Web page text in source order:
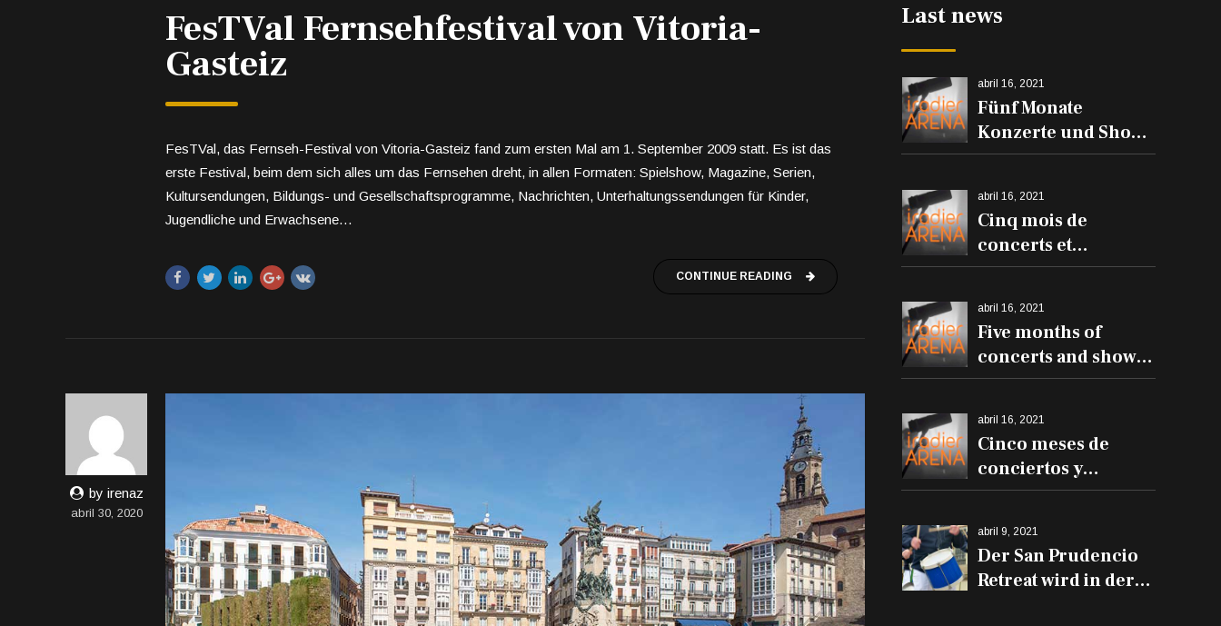
FesTVal Fernsehfestival von Vitoria-
Gasteiz
FesTVal, das Fernseh-Festival von Vitoria-Gasteiz fand zum ersten Mal am 1. September 2009 statt. Es ist das
erste Festival, beim dem sich alles um das Fernsehen dreht, in allen Formaten: Spielshow, Magazine, Serien,
Kultursendungen, Bildungs- und Gesellschaftsprogramme, Nachrichten, Unterhaltungssendungen für Kinder,
Jugendliche und Erwachsene…
CONTINUE READING
by irenaz
abril 30, 2020
erklingen
Last news
abril 16, 2021
Fünf Monate
Konzerte und Shows
in der Iradier Arena
abril 16, 2021
Cinq mois de
concerts et
spectacles à l'Iradier
abril 16, 2021
Five months of
concerts and shows
at the Iradier Arena
abril 16, 2021
Cinco meses de
conciertos y
espectáculos en el
abril 9, 2021
Der San Prudencio
Retreat wird in der